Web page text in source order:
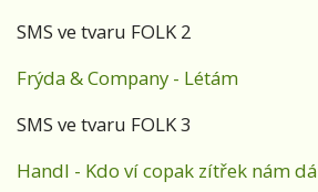
SMS ve tvaru FOLK 2
Frýda & Company - Létám
SMS ve tvaru FOLK 3
Handl - Kdo ví copak zítřek nám dá